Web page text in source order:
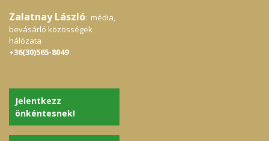
Zalatnay László: média,
bevásárló közösségek
hálózata
+36(30)565-8049
Jelentkezz
önkéntesnek!